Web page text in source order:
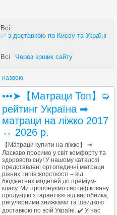
Всі
✅ з доставкою по Києву та Україні
Всі Через кошик сайту
назвою
•••➤【Матраци Топ】➭
рейтинг Україна ➡
матраци на ліжко 2017
↔ 2026 р.
【Матраци купити на ліжко】 ➟
Ласкаво просимо у світ комфорту та
здорового сну! У нашому каталозі
представлені ортопедичні матраци
різних типів жорсткості – від
бюджетних моделей до преміум-
класу. Ми пропонуємо сертифіковану
продукцію з гарантією від виробника,
регулярними знижками та швидкою
доставкою по всій Україні. ✔️ У нас